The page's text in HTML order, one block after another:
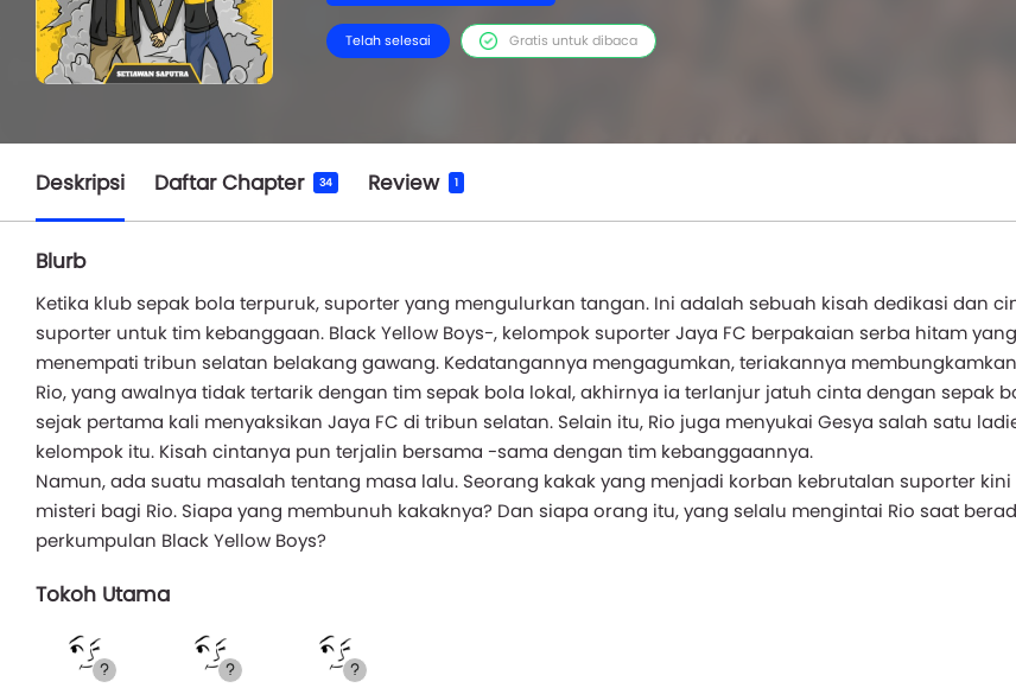
Telah selesai Gratis untuk dibaca
Deskripsi Daftar Chapter 34 Review 1
Blurb
Ketika klub sepak bola terpuruk, suporter yang mengulurkan tangan. Ini adalah sebuah kisah dedikasi dan
suporter untuk tim kebanggaan. Black Yellow Boys-, kelompok suporter Jaya FC berpakaian serba hitam
menempati tribun selatan belakang gawang. Kedatangannya mengagumkan, teriakannya
Rio, yang awalnya tidak tertarik dengan tim sepak bola lokal, akhirnya ia terlanjur jatuh cinta dengan sepak
sejak pertama kali menyaksikan Jaya FC di tribun selatan. Selain itu, Rio juga menyukai Gesya salah satu
kelompok itu. Kisah cintanya pun terjalin bersama -sama dengan tim kebanggaannya.
Namun, ada suatu masalah tentang masa lalu. Seorang kakak yang menjadi korban kebrutalan suporter
misteri bagi Rio. Siapa yang membunuh kakaknya? Dan siapa orang itu, yang selalu mengintai Rio saat
perkumpulan Black Yellow Boys?
Tokoh Utama